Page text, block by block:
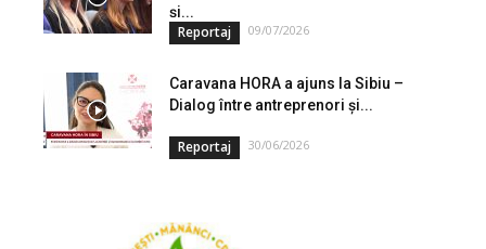
și...
Reportaj 09/07/2026
Caravana HORA a ajuns la Sibiu –
Dialog între antreprenori și...
Reportaj 30/06/2026